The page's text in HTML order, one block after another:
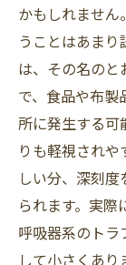
かもしれませ
うことはあま
は、その名の
で、食品や布製
所に発生する可
りも軽視され
しい分、深刻
られます。実
呼吸器系のト
して小さくあり